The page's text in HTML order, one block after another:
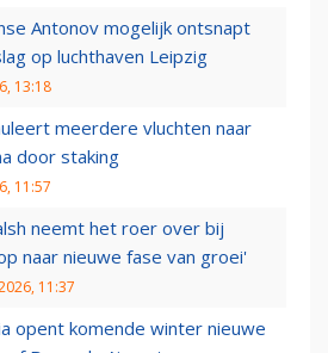
Antonov mogelijk ontsnapt
op luchthaven Leipzig
13:18
meerdere vluchten naar
door staking
11:57
neemt het roer over bij
naar nieuwe fase van groei'
11:37
opent komende winter nieuwe